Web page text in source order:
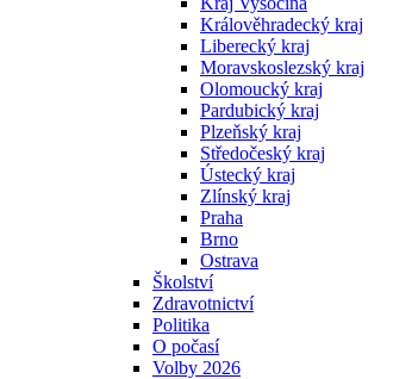
Králověhradecký kraj
Liberecký kraj
Moravskoslezský kraj
Olomoucký kraj
Pardubický kraj
Plzeňský kraj
Středočeský kraj
Ústecký kraj
Zlínský kraj
Praha
Brno
Ostrava
Školství
Zdravotnictví
Politika
O počasí
Volby 2026